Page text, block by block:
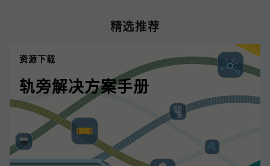
精选推荐
资源下载
轨旁解决方案手册